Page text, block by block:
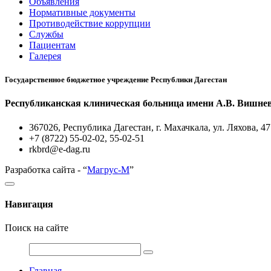
Нормативные документы
Противодействие коррупции
Службы
Пациентам
Галерея
Государственное бюджетное учреждение Республики Дагестан
Республиканская клиническая больница имени А.В.
367026, Республика Дагестан, г. Махачкала, ул. Ляхова, 47
+7 (8722) 55-02-02, 55-02-51
rkbrd@e-dag.ru
Разработка сайта - “Магрус-М”
Навигация
Поиск на сайте